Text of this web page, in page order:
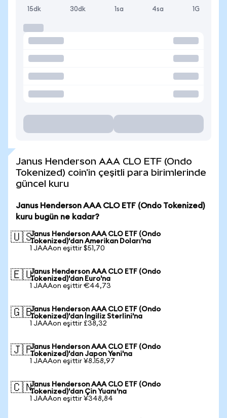
15dk 30dk 1sa 4sa 1G
Janus Henderson AAA CLO ETF (Ondo
Tokenized) coin'in çeşitli para birimlerinde
güncel kuru
Janus Henderson AAA CLO ETF (Ondo Tokenized)
kuru bugün ne kadar?
🇺🇸Janus Henderson AAA CLO ETF (Ondo
Tokenized)'dan Amerikan Doları'na
1 JAAAon eşittir $51,70
🇪🇺Janus Henderson AAA CLO ETF (Ondo
Tokenized)'dan Euro'na
1 JAAAon eşittir €44,73
🇬🇧Janus Henderson AAA CLO ETF (Ondo
Tokenized)'dan İngiliz Sterlini'na
1 JAAAon eşittir £38,32
🇯🇵Janus Henderson AAA CLO ETF (Ondo
Tokenized)'dan Japon Yeni'na
1 JAAAon eşittir ¥8.158,97
🇨🇳Janus Henderson AAA CLO ETF (Ondo
Tokenized)'dan Çin Yuanı'na
1 JAAAon eşittir ¥348,84